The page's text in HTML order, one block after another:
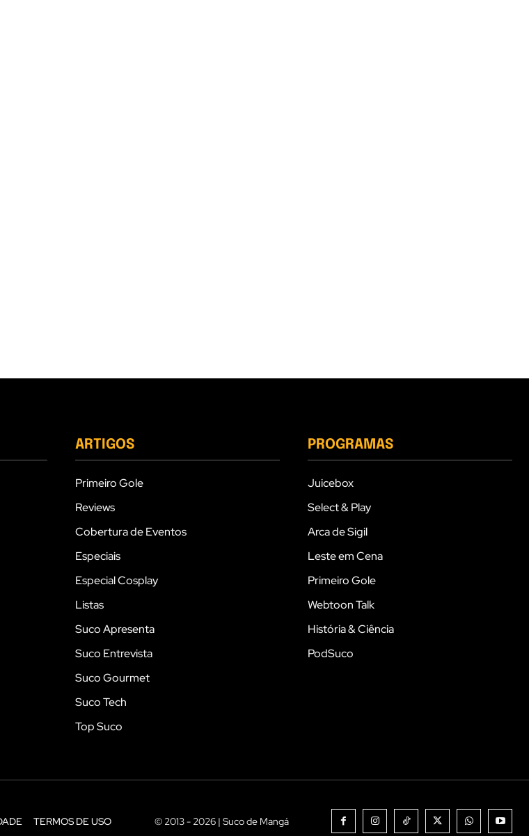
ARTIGOS
Primeiro Gole
Reviews
Cobertura de Eventos
Especiais
Especial Cosplay
Listas
Suco Apresenta
Suco Entrevista
Suco Gourmet
Suco Tech
Top Suco
PROGRAMAS
Juicebox
Select & Play
Arca de Sigil
Leste em Cena
Primeiro Gole
Webtoon Talk
História & Ciência
PodSuco
TERMOS DE USO © 2013 - 2026 | Suco de Mangá